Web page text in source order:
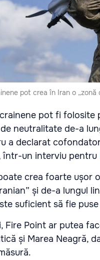
pot crea în Iran o
pot fi folosite
neutralitate de-a
a declarat
într-un interviu pentru
crea foarte ușor
și de-a lungul
suficient să fie
Fire Point ar putea
și Marea Neagră,